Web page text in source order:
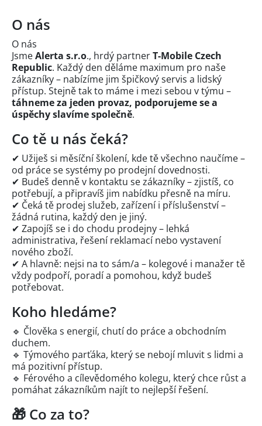
O nás
O nás
JsmeAlerta s.r.o., hrdý partnerT-Mobile Czech
Republic. Každý den děláme maximum pro naše
zákazníky – nabízíme jim špičkový servis a lidský
přístup. Stejně tak to máme i mezi sebou v týmu –
táhneme za jeden provaz, podporujeme se a
úspěchy slavíme společně.
Co tě u nás čeká?
✔ Užiješ si měsíční školení, kde tě všechno naučíme –
od práce se systémy po prodejní dovednosti.
✔ Budeš denně v kontaktu se zákazníky – zjistíš, co
potřebují, a připravíš jim nabídku přesně na míru.
✔ Čeká tě prodej služeb, zařízení i příslušenství –
žádná rutina, každý den je jiný.
✔ Zapojíš se i do chodu prodejny – lehká
administrativa, řešení reklamací nebo vystavení
nového zboží.
✔ A hlavně: nejsi na to sám/a – kolegové i manažer tě
vždy podpoří, poradí a pomohou, když budeš
potřebovat.
Koho hledáme?
🔹 Člověka s energií, chutí do práce a obchodním
duchem.
🔹 Týmového parťáka, který se nebojí mluvit s lidmi a
má pozitivní přístup.
🔹 Férového a cílevědomého kolegu, který chce růst a
pomáhat zákazníkům najít to nejlepší řešení.
🎁 Co za to?